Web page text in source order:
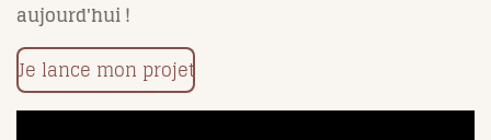
aujourd'hui !
Je lance mon projet